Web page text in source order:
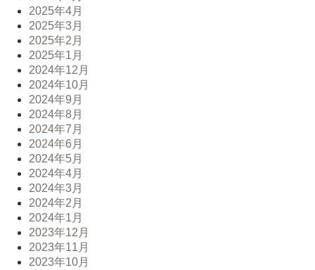
2025年4月
2025年3月
2025年2月
2025年1月
2024年12月
2024年10月
2024年9月
2024年8月
2024年7月
2024年6月
2024年5月
2024年4月
2024年3月
2024年2月
2024年1月
2023年12月
2023年11月
2023年10月